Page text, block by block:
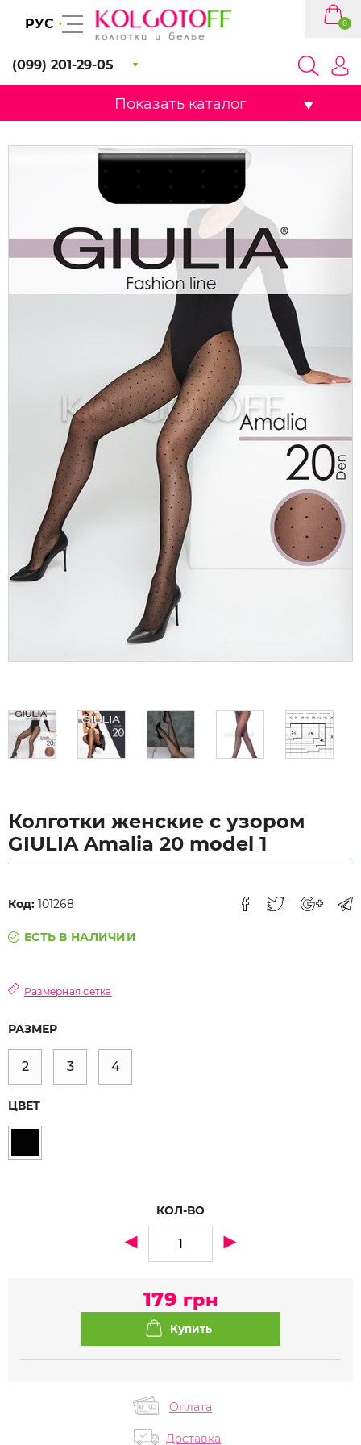
РУС
(099) 201-29-05
0
Показать каталог
Колготки женские с узором
GIULIA Amalia 20 model 1
Код: 101268
ЕСТЬ В НАЛИЧИИ
Размерная сетка
РАЗМЕР
2 3 4
ЦВЕТ
КОЛ-ВО
179 грн
Оплата
Доставка